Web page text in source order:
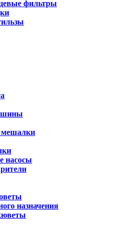
фильтры
мешалки
насосы
назначения